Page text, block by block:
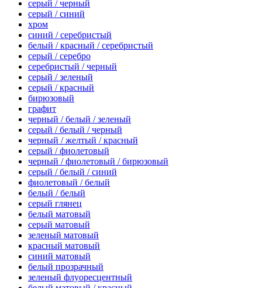
серый / черный
серый / синий
хром
синий / серебристый
белый / красный / серебристый
серый / серебро
серебристый / черный
серый / зеленый
серый / красный
бирюзовый
графит
черный / белый / зеленый
серый / белый / черный
черный / желтый / красный
серый / фиолетовый
черный / фиолетовый / бирюзовый
серый / белый / синий
фиолетовый / белый
белый / белый
серый глянец
белый матовый
серый матовый
зеленый матовый
красный матовый
синий матовый
белый прозрачный
зеленый флуоресцентный